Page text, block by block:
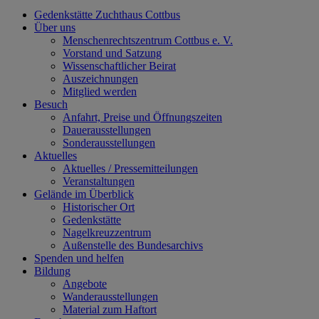
Gedenkstätte Zuchthaus Cottbus
Über uns
Menschenrechtszentrum Cottbus e. V.
Vorstand und Satzung
Wissenschaftlicher Beirat
Auszeichnungen
Mitglied werden
Besuch
Anfahrt, Preise und Öffnungszeiten
Dauerausstellungen
Sonderausstellungen
Aktuelles
Aktuelles / Pressemitteilungen
Veranstaltungen
Gelände im Überblick
Historischer Ort
Gedenkstätte
Nagelkreuzzentrum
Außenstelle des Bundesarchivs
Spenden und helfen
Bildung
Angebote
Wanderausstellungen
Material zum Haftort